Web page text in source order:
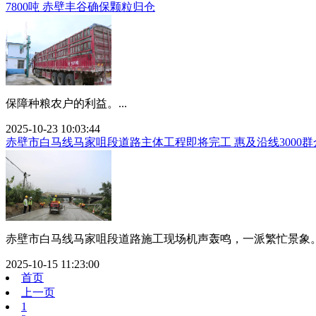
7800吨 赤壁丰谷确保颗粒归仓
保障种粮农户的利益。...
2025-10-23 10:03:44
赤壁市白马线马家咀段道路主体工程即将完工 惠及沿线3000群
赤壁市白马线马家咀段道路施工现场机声轰鸣，一派繁忙景象
2025-10-15 11:23:00
首页
上一页
1